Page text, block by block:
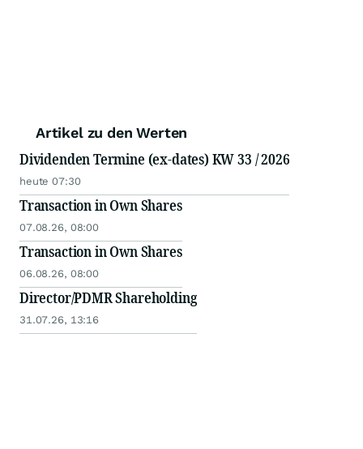
Artikel zu den Werten
Dividenden Termine (ex-dates) KW 33 / 2026
heute 07:30
Transaction in Own Shares
07.08.26, 08:00
Transaction in Own Shares
06.08.26, 08:00
Director/PDMR Shareholding
31.07.26, 13:16